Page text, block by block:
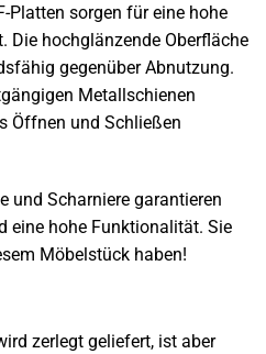
Platten sorgen für eine hohe
Die hochglänzende Oberfläche
gegenüber Abnutzung.
Metallschienen
Öffnen und Schließen
und Scharniere garantieren
eine hohe Funktionalität. Sie
Möbelstück haben!
zerlegt geliefert, ist aber